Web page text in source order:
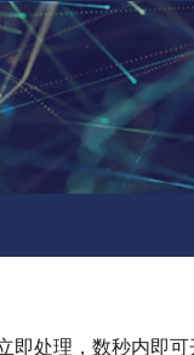
处理，数秒内即可